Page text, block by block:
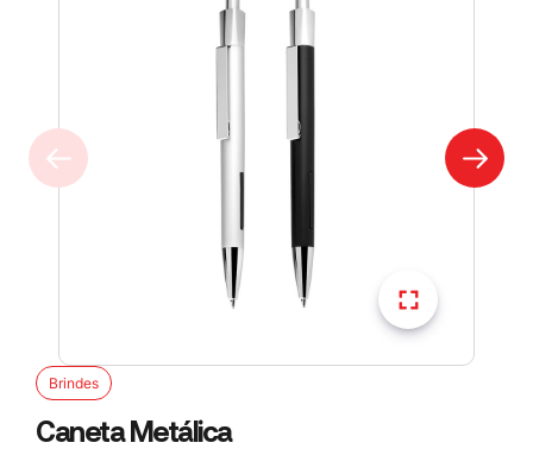
Brindes
Caneta Metálica